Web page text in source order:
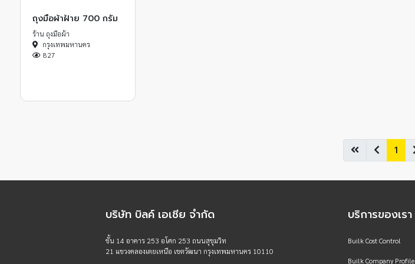
ถุงมือผ้าฝ้าย 700 กรัม
ร้าน ถุงมือผ้า
กรุงเทพมหานคร
827
1
บริษัท บิลค์ เอเชีย จำกัด
ชั้น 14 อาคาร 253 อโศก 253 ถนนสุขุมวิท
21 แขวงคลองเตยเหนือ เขตวัฒนา กรุงเทพมหานคร 10110
บริการของเรา
Builk Cost Control
Builk Company Profile